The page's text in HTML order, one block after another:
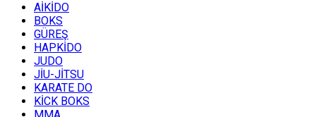
AİKİDO
BOKS
GÜREŞ
HAPKİDO
JUDO
JİU-JİTSU
KARATE DO
KİCK BOKS